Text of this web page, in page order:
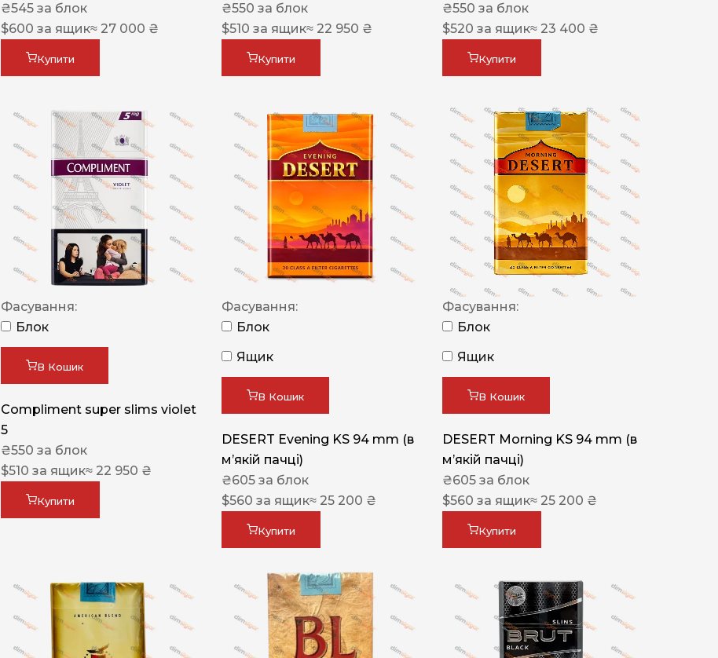
₴545 за блок
$600 за ящик≈ 27 000 ₴
Купити
₴550 за блок
$510 за ящик≈ 22 950 ₴
Купити
₴550 за блок
$520 за ящик≈ 23 400 ₴
Купити
Фасування:
Блок
В Кошик
Compliment super slims violet
5
₴550 за блок
$510 за ящик≈ 22 950 ₴
Купити
Фасування:
Блок
Ящик
В Кошик
DESERT Evening KS 94 mm (в
мʼякій пачці)
₴605 за блок
$560 за ящик≈ 25 200 ₴
Купити
Фасування:
Блок
Ящик
В Кошик
DESERT Morning KS 94 mm (в
мʼякій пачці)
₴605 за блок
$560 за ящик≈ 25 200 ₴
Купити